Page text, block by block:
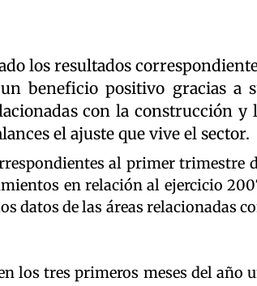
los resultados
beneficio positivo gracias a
con la construcción y
el ajuste que vive el sector.
al primer trimestre
en relación al ejercicio
datos de las áreas relacionadas
los tres primeros meses del año